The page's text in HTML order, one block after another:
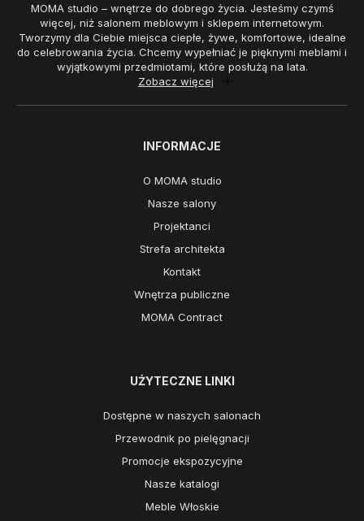
MOMA studio – wnętrze do dobrego życia. Jesteśmy czymś
więcej, niż salonem meblowym i sklepem internetowym.
Tworzymy dla Ciebie miejsca ciepłe, żywe, komfortowe, idealne
do celebrowania życia. Chcemy wypełniać je pięknymi meblami i
wyjątkowymi przedmiotami, które posłużą na lata.
Zobacz więcej
INFORMACJE
O MOMA studio
Nasze salony
Projektanci
Strefa architekta
Kontakt
Wnętrza publiczne
MOMA Contract
UŻYTECZNE LINKI
Dostępne w naszych salonach
Przewodnik po pielęgnacji
Promocje ekspozycyjne
Nasze katalogi
Meble Włoskie